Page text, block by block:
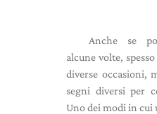
Anche se
alcune volte,
diverse occasioni,
segni diversi per
Uno dei modi in cui